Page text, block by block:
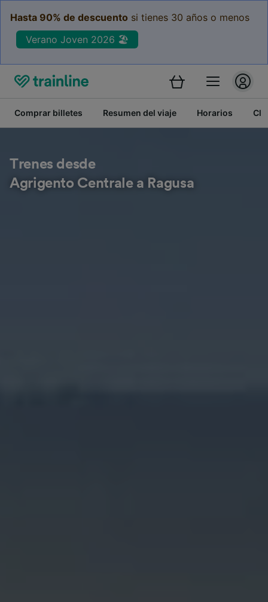
Hasta 90% de descuento si tienes 30 años o menos
Verano Joven 2026 🏖️
Comprar billetes Resumen del viaje Horarios
Trenes desde
Agrigento Centrale a Ragusa